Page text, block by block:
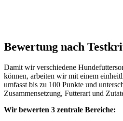
Bewertung nach
Damit wir verschiedene
können, arbeiten wir mit einem
umfasst bis zu 100 Punkte und
Zusammensetzung, Futterart und
Wir bewerten 3 zentrale Bereiche: